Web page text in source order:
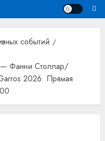
событий
Фанни Столлар/
2026. Прямая